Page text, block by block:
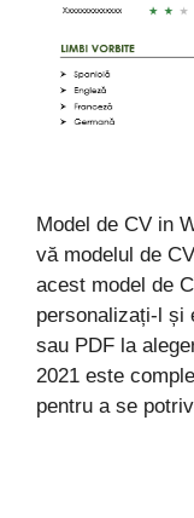
Model de CV in
vă modelul de
acest model de
personalizați-l și
sau PDF la
2021 este
pentru a se